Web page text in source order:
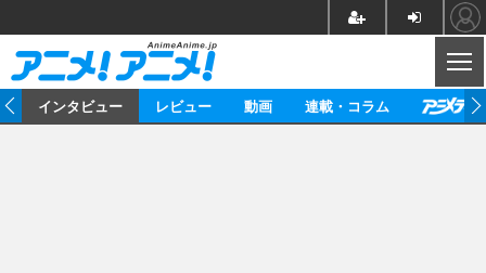
インタビュー レビュー 動画 連載・コラム